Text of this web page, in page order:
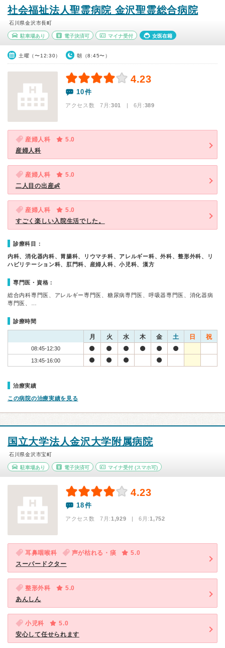
社会福祉法人聖霊病院 金沢聖霊総合病院
石川県金沢市長町
駐車場あり 電子決済可 マイナ受付 女医在籍
土曜（〜12:30） 朝（8:45〜）
4.23
10件
アクセス数 7月:301 | 6月:389
産婦人科
5.0
産婦人科
産婦人科
5.0
二人目の出産👶
産婦人科
5.0
すごく楽しい入院生活でした。
診療科目：
内科、消化器内科、胃腸科、リウマチ科、アレルギー科、外科、整形外科、リ
ハビリテーション科、肛門科、産婦人科、小児科、漢方
専門医・資格：
総合内科専門医、アレルギー専門医、糖尿病専門医、呼吸器専門医、消化器病
専門医、…
診療時間
月 火 水 木 金 土 日 祝
08:45-12:30
13:45-16:00
治療実績
この病院の治療実績を見る
国立大学法人金沢大学附属病院
石川県金沢市宝町
駐車場あり 電子決済可 マイナ受付 (スマホ可)
4.23
18件
アクセス数 7月:1,929 | 6月:1,752
耳鼻咽喉科 声が枯れる・痰
5.0
スーパードクター
整形外科
5.0
あんしん
小児科
5.0
安心して任せられます